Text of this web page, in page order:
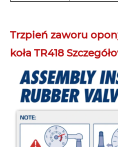
Trzpień zaworu
koła TR418